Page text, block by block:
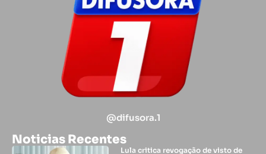
@difusora.1
Noticias Recentes
Lula critica revogação de visto de